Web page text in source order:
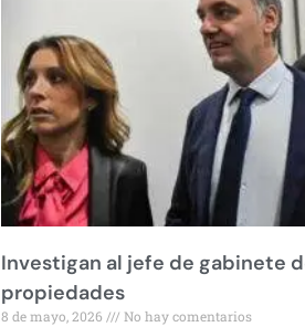
Investigan al jefe de gabinete
propiedades
8 de mayo, 2026 No hay comentarios